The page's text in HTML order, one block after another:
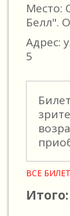
Место:
Белл".
Адрес:
5
ВСЕ
Итого: